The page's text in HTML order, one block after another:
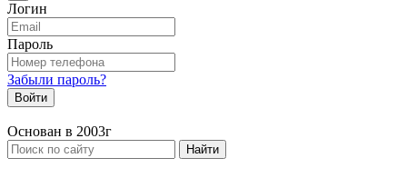
Логин
Пароль
Забыли пароль?
Войти
Основан в 2003г
Найти